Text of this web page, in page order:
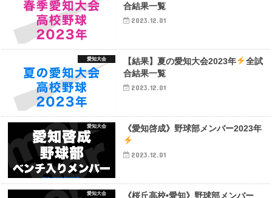
合結果一覧
2023.12.01
愛知大会 【結果】夏の愛知大会2023年
全試
合結果一覧
2023.12.01
愛知大会 《愛知啓成》野球部メンバー2023年
2023.12.01
愛知大会 《桜丘高校•愛知》野球部メンバー